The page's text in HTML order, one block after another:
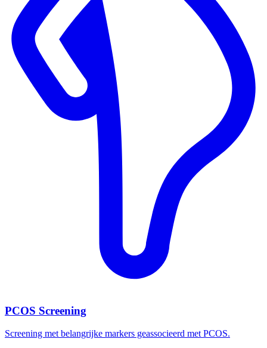
PCOS Screening
Screening met belangrijke markers geassocieerd met PCOS.